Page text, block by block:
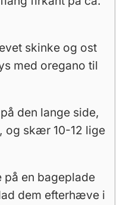
skinke og ost
med oregano til
den lange side,
og skær 10-12 lige
en bageplade
dem efterhæve i